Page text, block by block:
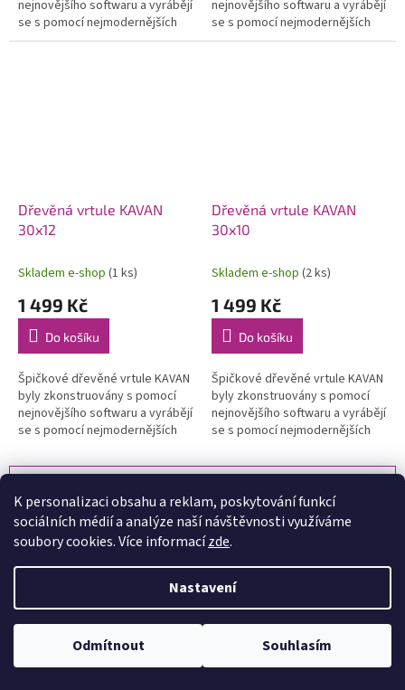
K personalizaci obsahu a reklam, poskytování funkcí
sociálních médií a analýze naší návštěvnosti využíváme
soubory cookies. Více informacízde.
Nastavení
Odmítnout Souhlasím
nejnovějšího softwaru a vyrábějí
se s pomocí nejmodernějších
CNC strojů. Jejich profil a tvar je
nejnovějšího softwaru a vyrábějí
se s pomocí nejmodernějších
CNC strojů. Jejich profil a tvar je
Dřevěná vrtule KAVAN
30x12
Skladem e-shop (1 ks)
1 499 Kč
Do košíku
Špičkové dřevěné vrtule KAVAN
byly zkonstruovány s pomocí
nejnovějšího softwaru a vyrábějí
se s pomocí nejmodernějších
optimalizován pro...
Dřevěná vrtule KAVAN
30x10
Skladem e-shop (2 ks)
1 499 Kč
Do košíku
Špičkové dřevěné vrtule KAVAN
byly zkonstruovány s pomocí
nejnovějšího softwaru a vyrábějí
se s pomocí nejmodernějších
optimalizován pro...
O
v
l
á
d
a
c
p
S
t
r
á
n
k
o
v
á
1
333položek celkem
NAHORU
při objednávce nad 2 500 kč
Máme širokou nabídku